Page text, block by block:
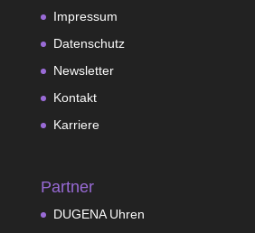
Impressum
Datenschutz
Newsletter
Kontakt
Karriere
Partner
DUGENA Uhren